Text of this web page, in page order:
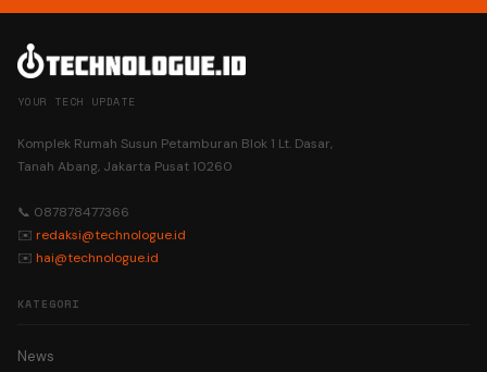
YOUR TECH UPDATE
Komplek Rumah Susun Petamburan Blok 1 Lt. Dasar,
Tanah Abang, Jakarta Pusat 10260
📞 087878477366
✉️ redaksi@technologue.id
✉️ hai@technologue.id
KATEGORI
News